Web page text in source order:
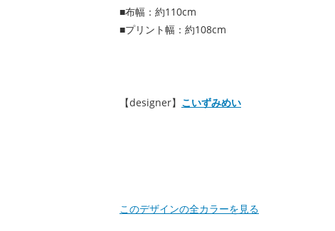
■布幅：約110cm
■プリント幅：約108cm
【designer】 こいずみめい
このデザインの全カラーを見る